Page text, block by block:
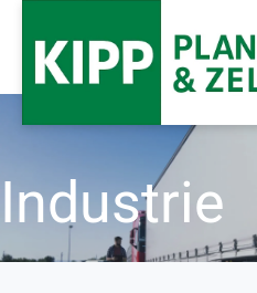
Inhalt
springen
Industrie